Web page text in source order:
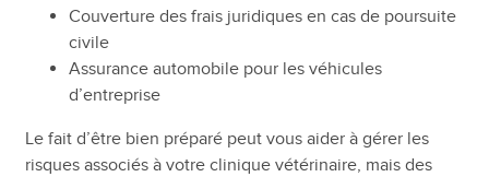
Couverture des frais juridiques en cas de poursuite
civile
Assurance automobile pour les véhicules
d’entreprise
Le fait d’être bien préparé peut vous aider à gérer les
risques associés à votre clinique vétérinaire, mais des